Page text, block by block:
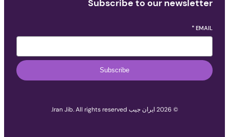
Subscribe to our